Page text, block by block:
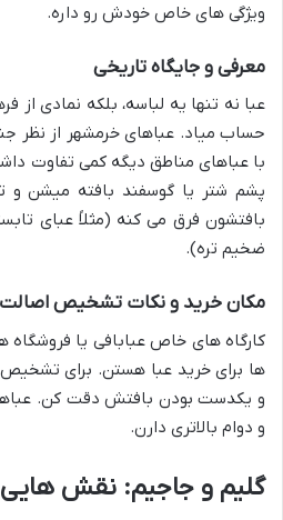
ویژگی های خاص خودش رو داره.
معرفی و جایگاه تاریخی
عبا نه تنها یه لباسه، بلکه نمادی
حساب میاد. عباهای خرمشهر از نظر
با عباهای مناطق دیگه کمی تفاوت
پشم شتر یا گوسفند بافته میشن
بافتشون فرق می کنه (مثلاً عبای
ضخیم تره).
مکان خرید و نکات تشخیص اصالت
کارگاه های خاص عبابافی یا
ها برای خرید عبا هستن. برای
و یکدست بودن بافتش دقت کن.
و دوام بالاتری دارن.
گلیم و جاجیم: نقش هایی